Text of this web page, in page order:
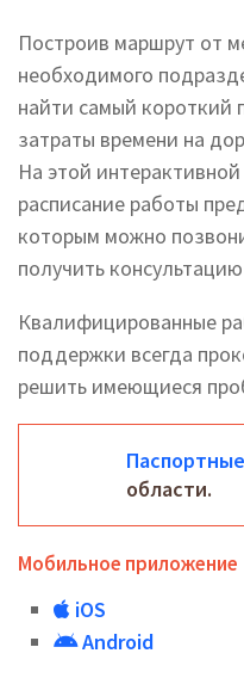
Построив маршрут от
необходимого
найти самый короткий
затраты времени на
На этой
расписание работы
которым можно
получить
Квалифицированные
поддержки всегда
решить имеющиеся
области.
Мобильное приложение
iOS
Android